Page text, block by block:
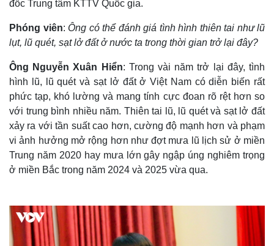
đốc Trung tâm KTTV Quốc gia.
Phóng viên: Ông có thể đánh giá tình hình thiên tai như lũ
lụt, lũ quét, sạt lở đất ở nước ta trong thời gian trở lại đây?
Ông Nguyễn Xuân Hiển: Trong vài năm trở lại đây, tình
hình lũ, lũ quét và sạt lở đất ở Việt Nam có diễn biến rất
phức tạp, khó lường và mang tính cực đoan rõ rệt hơn so
với trung bình nhiều năm. Thiên tai lũ, lũ quét và sạt lở đất
xảy ra với tần suất cao hơn, cường độ mạnh hơn và phạm
vi ảnh hưởng mở rộng hơn như đợt mưa lũ lịch sử ở miền
Trung năm 2020 hay mưa lớn gây ngập úng nghiêm trọng
ở miền Bắc trong năm 2024 và 2025 vừa qua.